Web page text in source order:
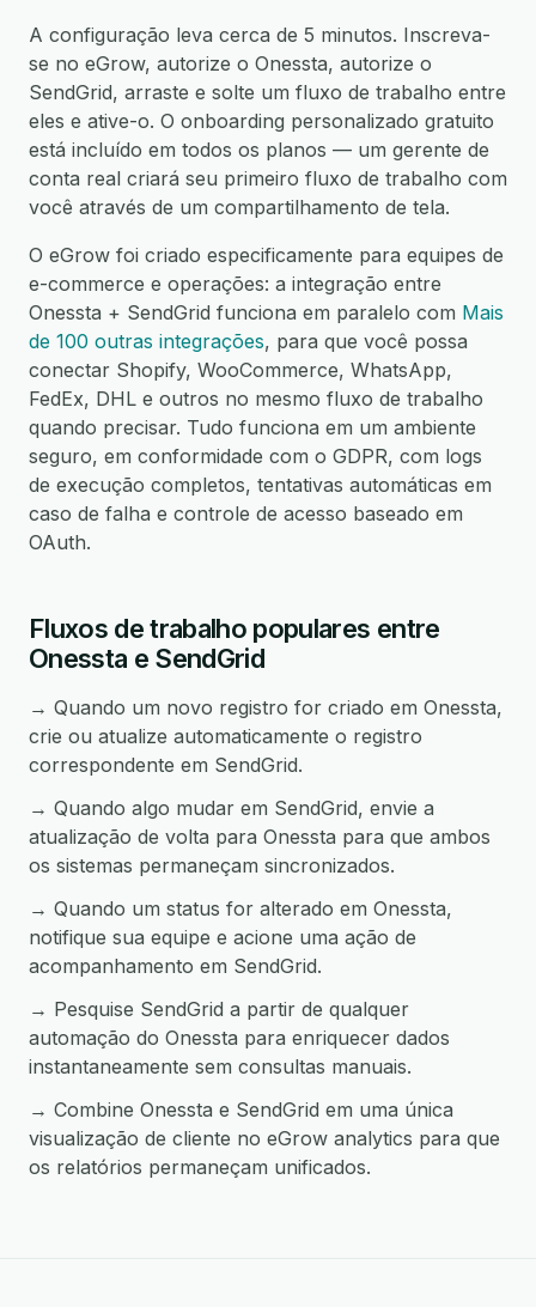
A configuração leva cerca de 5 minutos. Inscreva-
se no eGrow, autorize o Onessta, autorize o
SendGrid, arraste e solte um fluxo de trabalho entre
eles e ative-o. O onboarding personalizado gratuito
está incluído em todos os planos — um gerente de
conta real criará seu primeiro fluxo de trabalho com
você através de um compartilhamento de tela.
O eGrow foi criado especificamente para equipes de
e-commerce e operações: a integração entre
Onessta + SendGrid funciona em paralelo com Mais
de 100 outras integrações, para que você possa
conectar Shopify, WooCommerce, WhatsApp,
FedEx, DHL e outros no mesmo fluxo de trabalho
quando precisar. Tudo funciona em um ambiente
seguro, em conformidade com o GDPR, com logs
de execução completos, tentativas automáticas em
caso de falha e controle de acesso baseado em
OAuth.
Fluxos de trabalho populares entre
Onessta e SendGrid
→ Quando um novo registro for criado em Onessta,
crie ou atualize automaticamente o registro
correspondente em SendGrid.
→ Quando algo mudar em SendGrid, envie a
atualização de volta para Onessta para que ambos
os sistemas permaneçam sincronizados.
→ Quando um status for alterado em Onessta,
notifique sua equipe e acione uma ação de
acompanhamento em SendGrid.
→ Pesquise SendGrid a partir de qualquer
automação do Onessta para enriquecer dados
instantaneamente sem consultas manuais.
→ Combine Onessta e SendGrid em uma única
visualização de cliente no eGrow analytics para que
os relatórios permaneçam unificados.